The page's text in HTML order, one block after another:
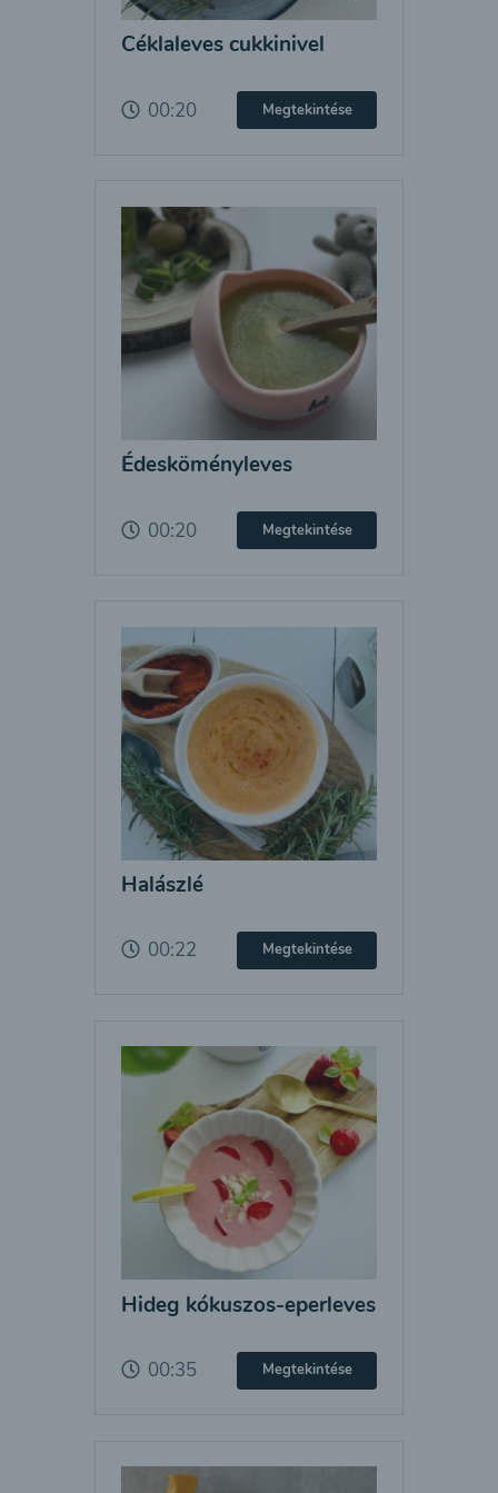
Céklaleves cukkinivel
00:20 Megtekintése
Édesköményleves
00:20 Megtekintése
Halászlé
00:22 Megtekintése
Hideg kókuszos-eperleves
00:35 Megtekintése